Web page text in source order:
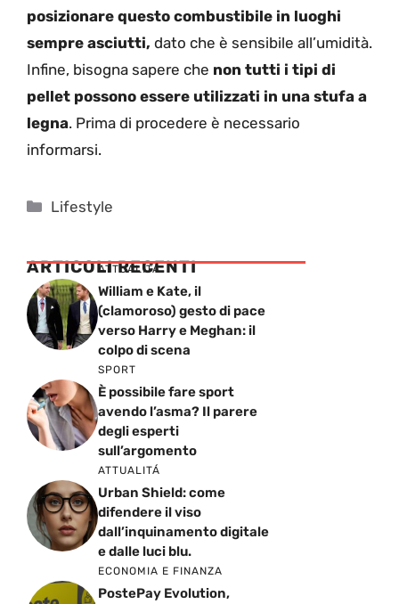
posizionare questo combustibile in luoghi
sempre asciutti, dato che è sensibile all’umidità.
Infine, bisogna sapere che non tutti i tipi di
pellet possono essere utilizzati in una stufa a
legna. Prima di procedere è necessario
informarsi.
Categorie
Lifestyle
ARTICOLI RECENTI
ATTUALITÁ
William e Kate, il
(clamoroso) gesto di pace
verso Harry e Meghan: il
colpo di scena
SPORT
È possibile fare sport
avendo l’asma? Il parere
degli esperti
sull’argomento
ATTUALITÁ
Urban Shield: come
difendere il viso
dall’inquinamento digitale
e dalle luci blu.
ECONOMIA E FINANZA
PostePay Evolution,